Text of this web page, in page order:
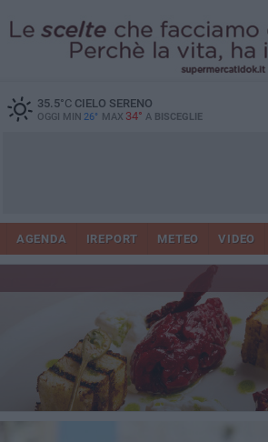
35.5°CCIELO SERENO
OGGI MIN 26° MAX 34° A BISCEGLIE
AGENDA IREPORT METEO VIDEO